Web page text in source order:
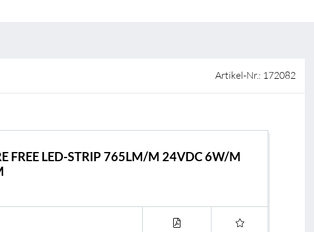
Artikel-Nr.: 172082
FREE LED-STRIP 765LM/M 24VDC 6W/M